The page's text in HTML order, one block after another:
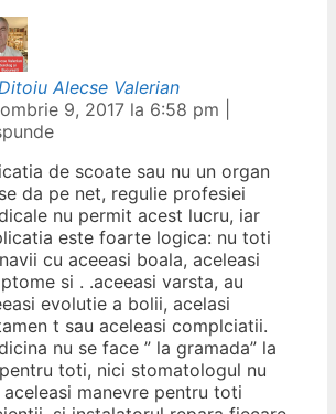
Alecse Valerian
9, 2017 la 6:58 pm
de scoate sau nu un organ
da pe net, regulie profesiei
nu permit acest lucru, iar
este foarte logica: nu toti
cu aceeasi boala, aceleasi
si . .aceeasi varsta, au
evolutie a bolii, acelasi
t sau aceleasi complciatii.
nu se face ” la gramada” la
toti, nici stomatologul nu
aceleasi manevre pentru toti